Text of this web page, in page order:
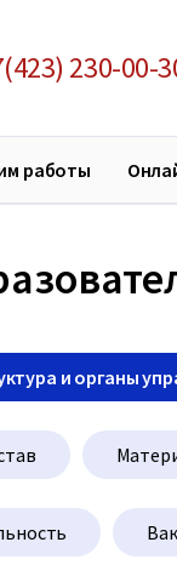
230-00-
работы
и органы